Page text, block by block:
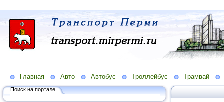
Главная Авто Автобус Троллейбус Трамвай
Поиск на портале...